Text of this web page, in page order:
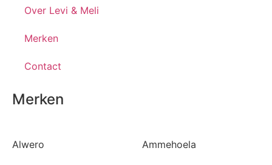
Over Levi & Meli
Merken
Contact
Merken
Alwero Ammehoela